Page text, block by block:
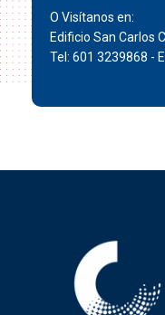
O Visítanos en:
Edificio San Carlos
Tel: 601 3239868 -